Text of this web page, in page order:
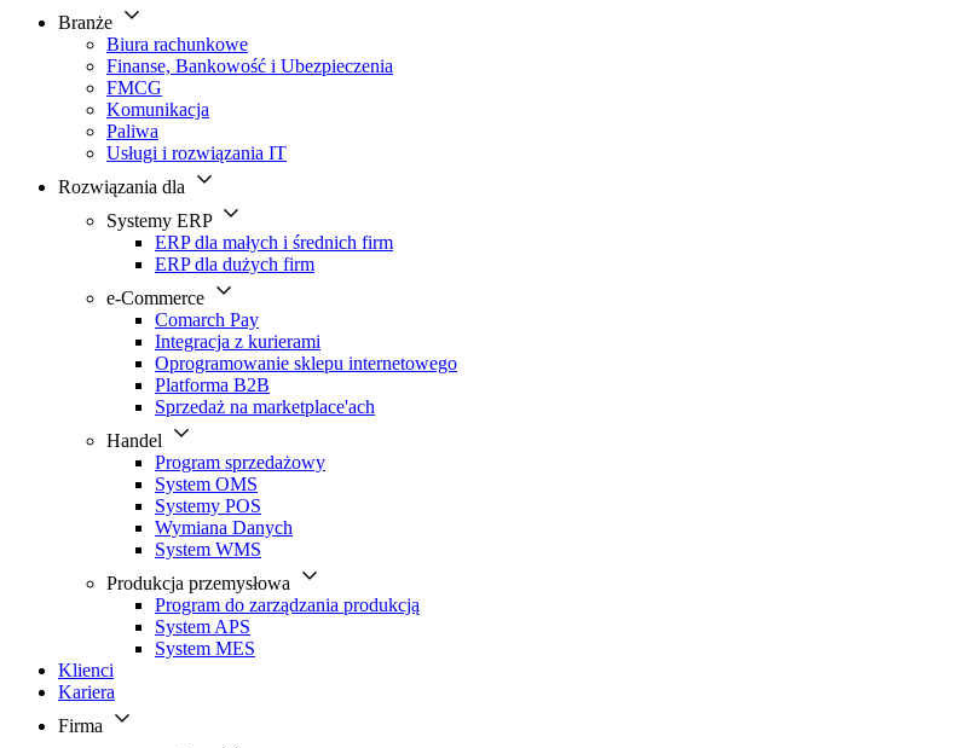
Branże
Biura rachunkowe
Finanse, Bankowość i Ubezpieczenia
FMCG
Komunikacja
Paliwa
Usługi i rozwiązania IT
Rozwiązania dla
Systemy ERP
ERP dla małych i średnich firm
ERP dla dużych firm
e-Commerce
Comarch Pay
Integracja z kurierami
Oprogramowanie sklepu internetowego
Platforma B2B
Sprzedaż na marketplace'ach
Handel
Program sprzedażowy
System OMS
Systemy POS
Wymiana Danych
System WMS
Produkcja przemysłowa
Program do zarządzania produkcją
System APS
System MES
Klienci
Kariera
Firma